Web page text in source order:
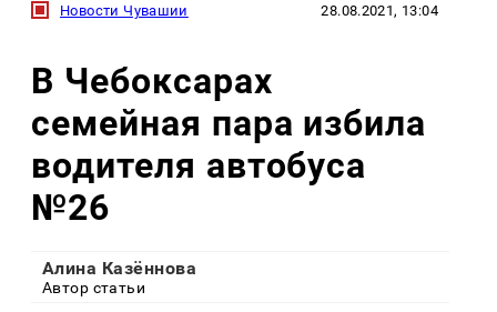
Новости Чувашии 28.08.2021, 13:04
В Чебоксарах
семейная пара избила
водителя автобуса
№26
Алина Казённова
Автор статьи